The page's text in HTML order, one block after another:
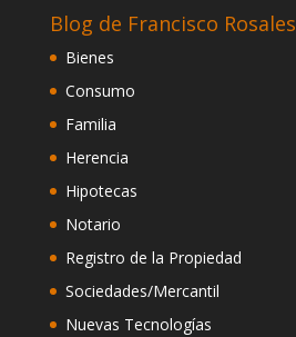
Blog de Francisco Rosales
Bienes
Consumo
Familia
Herencia
Hipotecas
Notario
Registro de la Propiedad
Sociedades/Mercantil
Nuevas Tecnologías